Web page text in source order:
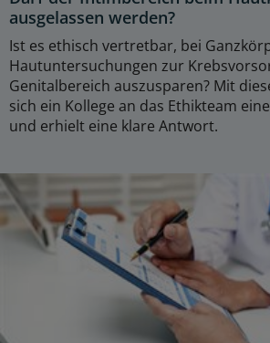
ausgelassen werden?
Ist es ethisch vertretbar, bei
Hautuntersuchungen zur
Genitalbereich auszusparen? Mit
sich ein Kollege an das Ethikteam
und erhielt eine klare Antwort.